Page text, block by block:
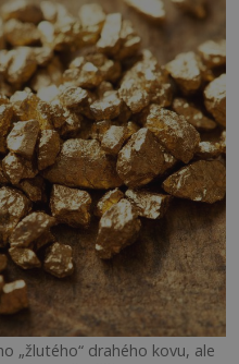
„žlutého“ drahého kovu, ale